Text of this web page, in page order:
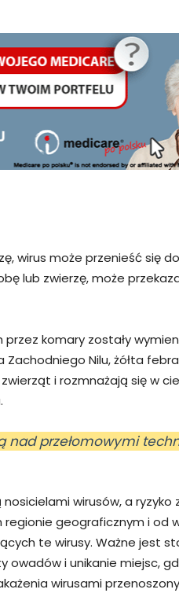
wirus może przenieść się
lub zwierzę, może
komary zostały
Nilu, żółta
i rozmnażają się w
nad przełomowymi
wirusów, a ryzyko
geograficznym i od
te wirusy. Ważne jest
owadów i unikanie miejsc,
wirusami